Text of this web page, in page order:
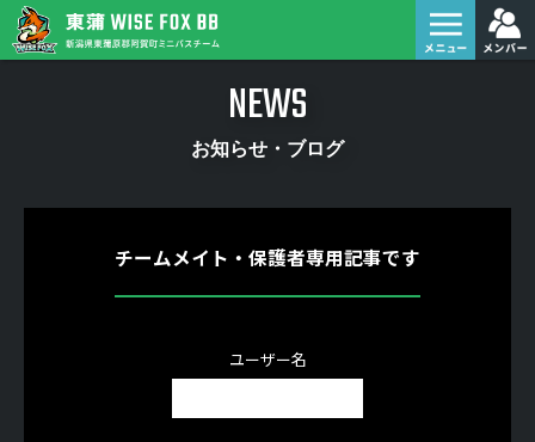
NEWS
お知らせ・ブログ
チームメイト・保護者専用記事です
ユーザー名